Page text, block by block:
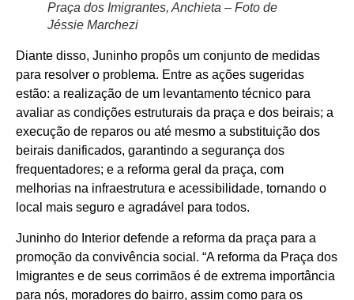
Praça dos Imigrantes, Anchieta – Foto de
Jéssie Marchezi
Diante disso, Juninho propôs um conjunto de medidas
para resolver o problema. Entre as ações sugeridas
estão: a realização de um levantamento técnico para
avaliar as condições estruturais da praça e dos beirais; a
execução de reparos ou até mesmo a substituição dos
beirais danificados, garantindo a segurança dos
frequentadores; e a reforma geral da praça, com
melhorias na infraestrutura e acessibilidade, tornando o
local mais seguro e agradável para todos.
Juninho do Interior defende a reforma da praça para a
promoção da convivência social. “A reforma da Praça dos
Imigrantes e de seus corrimãos é de extrema importância
para nós, moradores do bairro, assim como para os